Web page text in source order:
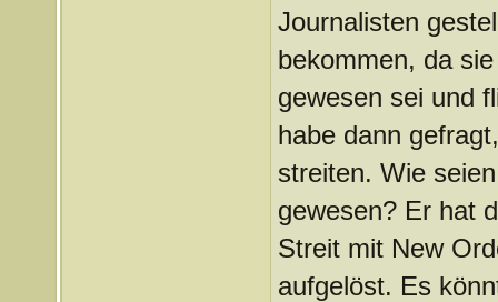
Journalisten
bekommen, da
gewesen sei und
habe dann
streiten. Wie
gewesen? Er hat
Streit mit New
aufgelöst. Es